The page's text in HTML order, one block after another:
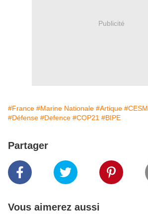
Publicité
#France #Marine Nationale #Artique #CESM
#Défense #Defence #COP21 #BIPE
Partager
Vous aimerez aussi